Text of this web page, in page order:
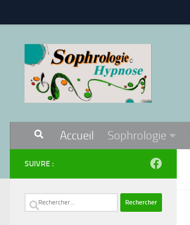
Accueil Sophrologie
SUIVRE :
Rechercher :